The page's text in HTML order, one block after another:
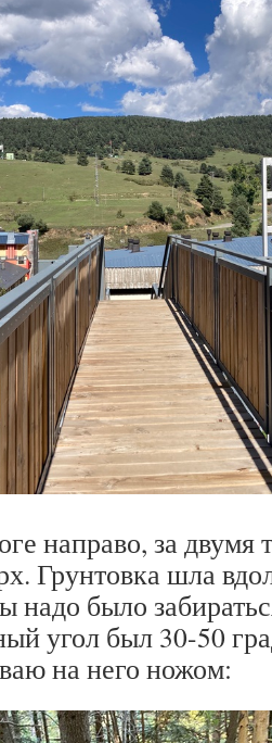
направо, за двумя
Грунтовка шла
надо было
угол был 30-50
на него ножом: